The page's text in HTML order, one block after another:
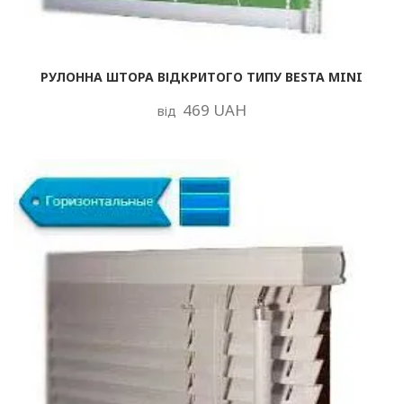
РУЛОННА ШТОРА ВІДКРИТОГО ТИПУ BESTA MINI
від 469 UAH